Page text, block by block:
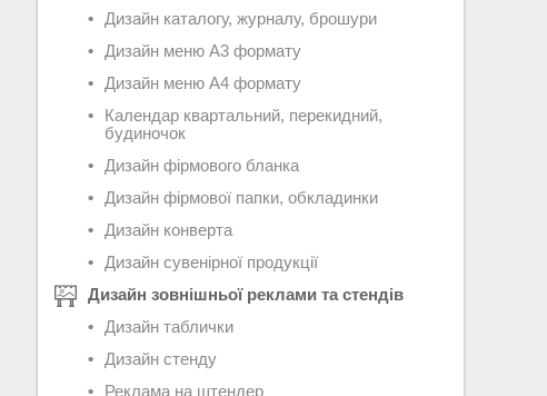
Дизайн каталогу, журналу, брошури
Дизайн меню А3 формату
Дизайн меню А4 формату
Календар квартальний, перекидний,
будиночок
Дизайн фірмового бланка
Дизайн фірмової папки, обкладинки
Дизайн конверта
Дизайн сувенірної продукції
Дизайн зовнішньої реклами та стендів
Дизайн таблички
Дизайн стенду
Реклама на штендер